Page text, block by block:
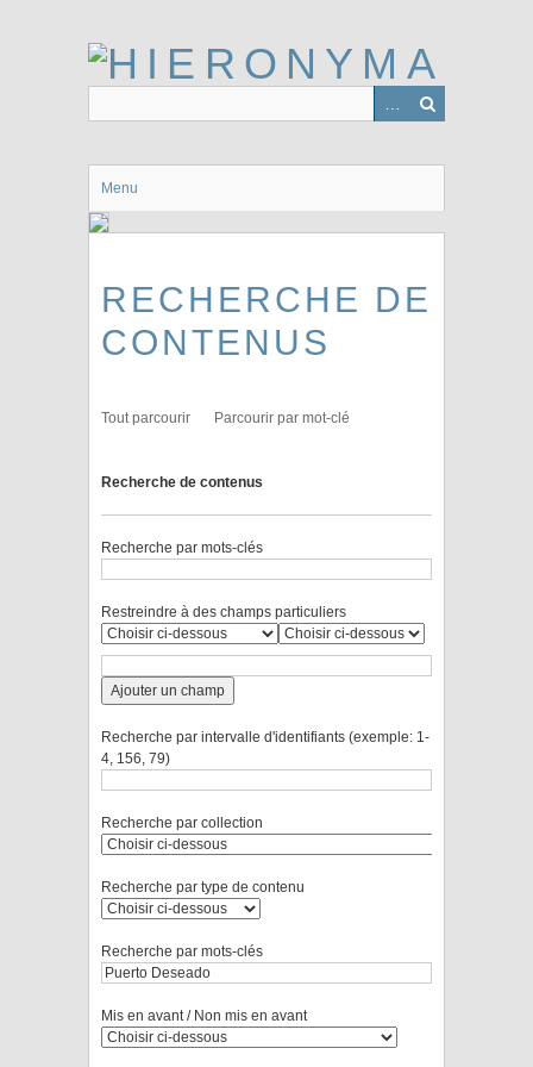
Menu
RECHERCHE DE
CONTENUS
Tout parcourir Parcourir par mot-clé
Recherche de contenus
Recherche par mots-clés
Restreindre à des champs particuliers
Ajouter un champ
Recherche par intervalle d'identifiants (exemple: 1-
4, 156, 79)
Recherche par collection
Recherche par type de contenu
Recherche par mots-clés
Mis en avant / Non mis en avant